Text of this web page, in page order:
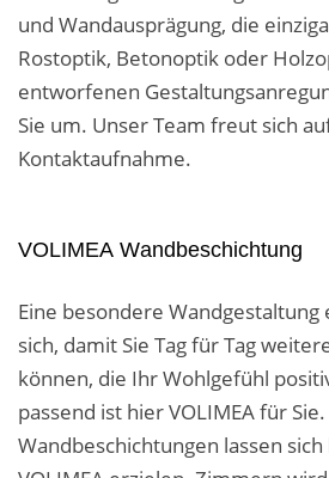
und Wandausprägung, die
Rostoptik, Betonoptik oder
entworfenen
Sie um. Unser Team freut sich
Kontaktaufnahme.
VOLIMEA Wandbeschichtung
Eine besondere Wandgestaltung
sich, damit Sie Tag für Tag
können, die Ihr Wohlgefühl
passend ist hier VOLIMEA für
Wandbeschichtungen lassen